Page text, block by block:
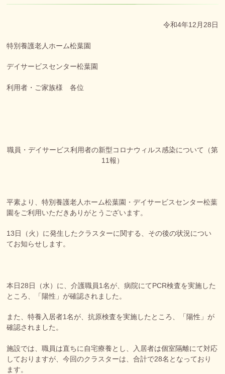
令和4年12月28日
特別養護老人ホーム松葉園
デイサービスセンター松葉園
利用者・ご家族様 各位
職員・デイサービス利用者の新型コロナウィルス感染について（第
11報）
平素より、特別養護老人ホーム松葉園・デイサービスセンター松葉
園をご利用いただきありがとうございます。
13日（火）に発生したクラスターに関する、その後の状況につい
てお知らせします。
本日28日（水）に、介護職員1名が、病院にてPCR検査を実施した
ところ、「陽性」が確認されました。
また、特養入居者1名が、抗原検査を実施したところ、「陽性」が
確認されました。
施設では、職員は直ちに自宅療養とし、入居者は個室隔離にて対応
しておりますが、今回のクラスターは、合計で28名となっており
ます。